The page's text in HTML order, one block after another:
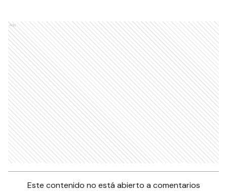
Ads
Este contenido no está abierto a comentarios